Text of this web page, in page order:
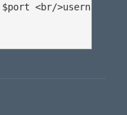
<br/>username: